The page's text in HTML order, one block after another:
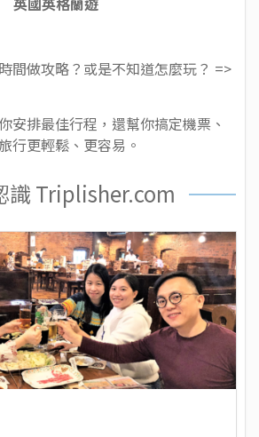
間做攻略？或是不知道怎麼玩？ =>
安排最佳行程，還幫你搞定機票、
行更輕鬆、更容易。
識 Triplisher.com